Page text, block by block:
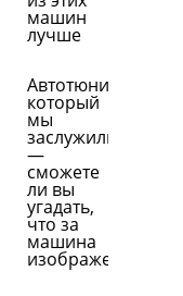
машин
лучше
Автотюнинг,
который
мы
заслужили
—
сможете
ли вы
угадать,
что за
машина
изображена